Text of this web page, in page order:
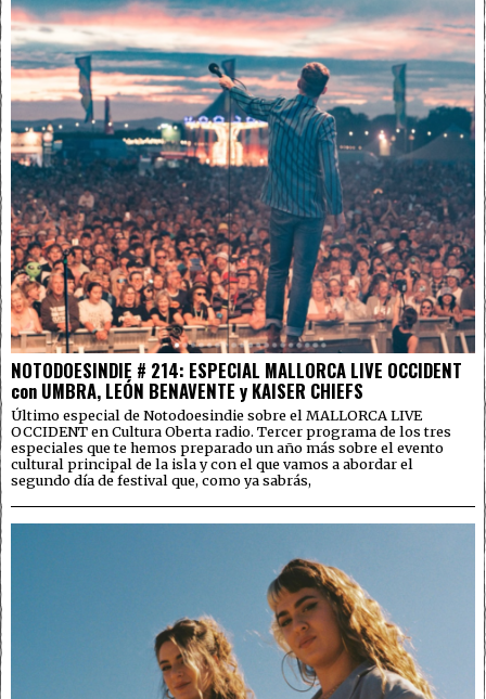
NOTODOESINDIE # 214: ESPECIAL MALLORCA LIVE OCCIDENT
con UMBRA, LEÓN BENAVENTE y KAISER CHIEFS
Último especial de Notodoesindie sobre el MALLORCA LIVE
OCCIDENT en Cultura Oberta radio. Tercer programa de los tres
especiales que te hemos preparado un año más sobre el evento
cultural principal de la isla y con el que vamos a abordar el
segundo día de festival que, como ya sabrás,